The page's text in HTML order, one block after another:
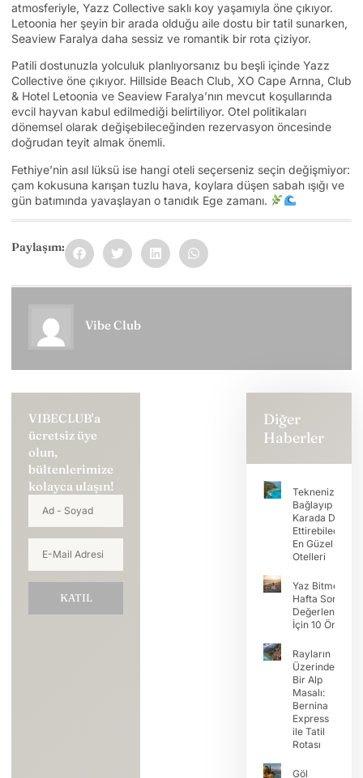
atmosferiyle, Yazz Collective saklı koy yaşamıyla öne çıkıyor.
Letoonia her şeyin bir arada olduğu aile dostu bir tatil sunarken,
Seaview Faralya daha sessiz ve romantik bir rota çiziyor.
Patili dostunuzla yolculuk planlıyorsanız bu beşli içinde Yazz
Collective öne çıkıyor. Hillside Beach Club, XO Cape Arnna, Club
& Hotel Letoonia ve Seaview Faralya’nın mevcut koşullarında
evcil hayvan kabul edilmediği belirtiliyor. Otel politikaları
dönemsel olarak değişebileceğinden rezervasyon öncesinde
doğrudan teyit almak önemli.
Fethiye’nin asıl lüksü ise hangi oteli seçerseniz seçin değişmiyor:
çam kokusuna karışan tuzlu hava, koylara düşen sabah ışığı ve
gün batımında yavaşlayan o tanıdık Ege zamanı.
Paylaşım:
Vibe Club
VIBECLUB'a
ücretsiz üye
olun,
bültenlerimize
kolayca ulaşın!
KATIL
Diğer
Haberler
Teknenizi
Bağlayıp Tatili
Karada Devam
En Güzel Koy
Otelleri
Yaz Bitmeden
Hafta Sonunu
İçin 10 Öneri
Rayların
Üzerinde
Bir Alp
Masalı:
Bernina
Express
ile Tatil
Rotası
Göl